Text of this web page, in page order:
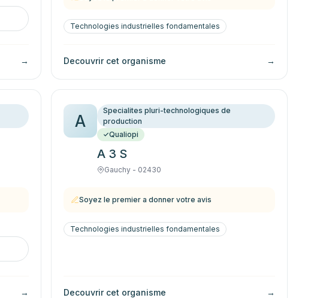
→
Technologies industrielles fondamentales
Decouvrir cet organisme →
→
A
Specialites pluri-technologiques de
production
Qualiopi
A 3 S
Gauchy - 02430
Soyez le premier a donner votre avis
Technologies industrielles fondamentales
Decouvrir cet organisme →